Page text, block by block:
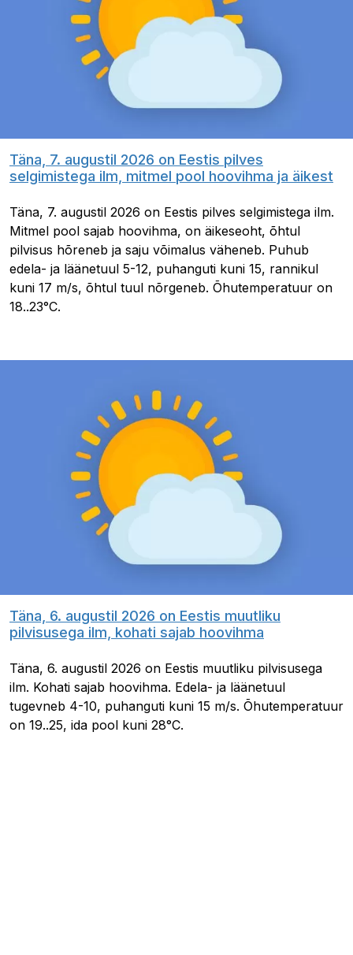
Täna, 7. augustil 2026 on Eestis pilves
selgimistega ilm, mitmel pool hoovihma ja äikest
Täna, 7. augustil 2026 on Eestis pilves selgimistega ilm.
Mitmel pool sajab hoovihma, on äikeseoht, õhtul
pilvisus hõreneb ja saju võimalus väheneb. Puhub
edela- ja läänetuul 5-12, puhanguti kuni 15, rannikul
kuni 17 m/s, õhtul tuul nõrgeneb. Õhutemperatuur on
18..23°C.
Täna, 6. augustil 2026 on Eestis muutliku
pilvisusega ilm, kohati sajab hoovihma
Täna, 6. augustil 2026 on Eestis muutliku pilvisusega
ilm. Kohati sajab hoovihma. Edela- ja läänetuul
tugevneb 4-10, puhanguti kuni 15 m/s. Õhutemperatuur
on 19..25, ida pool kuni 28°C.